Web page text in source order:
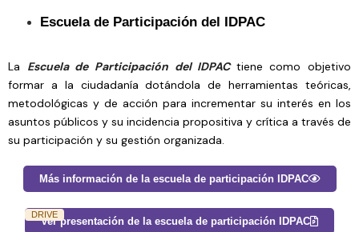
Escuela de Participación del IDPAC
La Escuela de Participación del IDPAC tiene como objetivo
formar a la ciudadanía dotándola de herramientas teóricas,
metodológicas y de acción para incrementar su interés en los
asuntos públicos y su incidencia propositiva y crítica a través de
su participación y su gestión organizada.
Más información de la escuela de participación IDPAC
Ver presentación de la escuela de participación IDPAC